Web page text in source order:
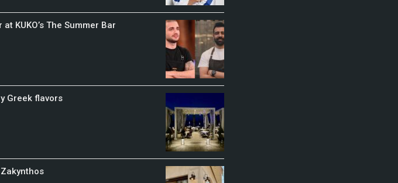
KUKO’s The Summer Bar
Greek flavors